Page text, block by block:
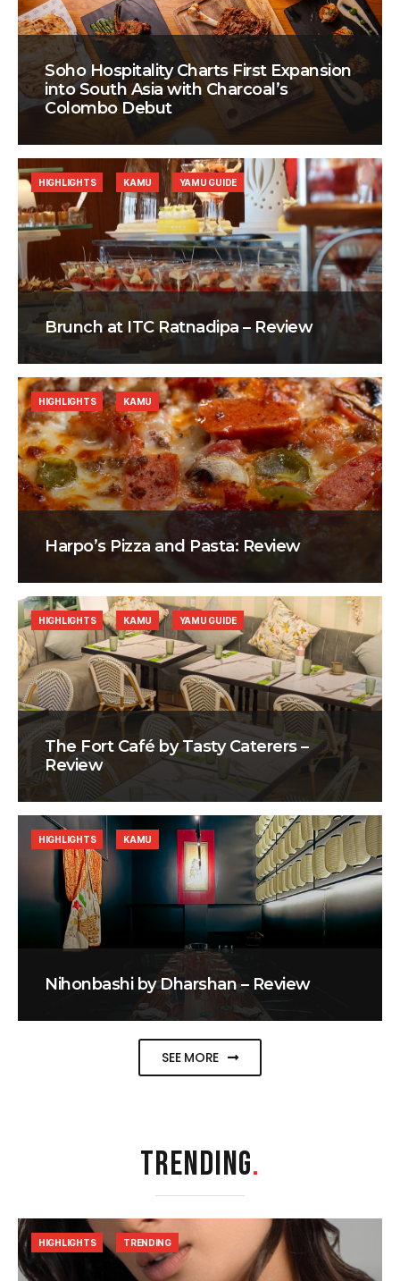
Soho Hospitality Charts First Expansion
into South Asia with Charcoal’s
Colombo Debut
Brunch at ITC Ratnadipa – Review
HIGHLIGHTS KAMU YAMU GUIDE
Harpo’s Pizza and Pasta: Review
HIGHLIGHTS KAMU
The Fort Café by Tasty Caterers –
Review
HIGHLIGHTS KAMU YAMU GUIDE
Nihonbashi by Dharshan – Review
HIGHLIGHTS KAMU
SEE MORE
TRENDING.
HIGHLIGHTS TRENDING